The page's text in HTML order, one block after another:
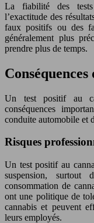
La fiabilité des
l’exactitude des
faux positifs ou des
généralement plus
prendre plus de temps.
Un test positif au
conséquences
conduite automobile et
Risques
Un test positif au
suspension, surtout
consommation de
ont une politique de
cannabis et peuvent
leurs employés.